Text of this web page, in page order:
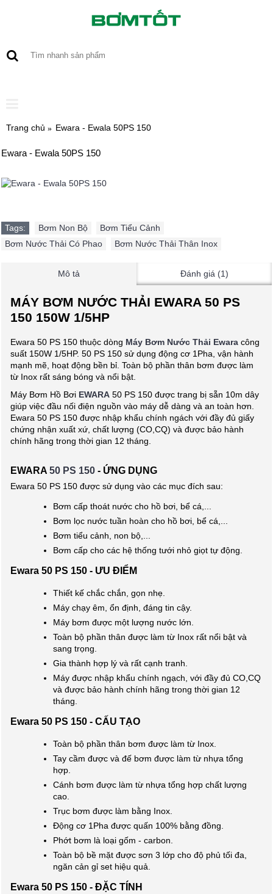
Trang chủ Ewara - Ewala 50PS 150
Ewara - Ewala 50PS 150
Tags: Bơm Non Bộ Bơm Tiểu Cảnh
Bơm Nước Thải Có Phao
Bơm Nước Thải Thân Inox
Mô tả Đánh giá (1)
MÁY BƠM NƯỚC THẢI EWARA 50 PS
150 150W 1/5HP
Ewara 50 PS 150 thuộc dòng Máy Bơm Nước Thải Ewara công
suất 150W 1/5HP. 50 PS 150 sử dụng động cơ 1Pha, vận hành
mạnh mẽ, hoạt động bền bỉ. Toàn bộ phần thân bơm được làm
từ Inox rất sáng bóng và nổi bật.
Máy Bơm Hồ Bơi EWARA 50 PS 150 được trang bị sẵn 10m dây
giúp việc đầu nối điện nguồn vào máy dễ dàng và an toàn hơn.
Ewara 50 PS 150 được nhập khẩu chính ngách với đầy đủ giấy
chứng nhận xuất xứ, chất lượng (CO,CQ) và được bảo hành
chính hãng trong thời gian 12 tháng.
EWARA 50 PS 150 - ỨNG DỤNG
Ewara 50 PS 150 được sử dụng vào các mục đích sau:
Bơm cấp thoát nước cho hồ bơi, bể cá,...
Bơm lọc nước tuần hoàn cho hồ bơi, bể cá,...
Bơm tiểu cảnh, non bộ,...
Bơm cấp cho các hệ thống tưới nhỏ giọt tự động.
Ewara 50 PS 150 - ƯU ĐIỂM
Thiết kế chắc chắn, gọn nhẹ.
Máy chạy êm, ổn định, đáng tin cậy.
Máy bơm được một lượng nước lớn.
Toàn bộ phần thân được làm từ Inox rất nổi bật và
sang trọng.
Gia thành hợp lý và rất cạnh tranh.
Máy được nhập khẩu chính ngạch, với đầy đủ CO,CQ
và được bảo hành chính hãng trong thời gian 12
tháng.
Ewara 50 PS 150 - CẤU TẠO
Toàn bộ phần thân bơm được làm từ Inox.
Tay cầm được và đế bơm được làm từ nhựa tổng
hợp.
Cánh bơm được làm từ nhựa tổng hợp chất lượng
cao.
Trục bơm được làm bằng Inox.
Động cơ 1Pha được quấn 100% bằng đồng.
Phớt bơm là loại gốm - carbon.
Toàn bộ bề mặt được sơn 3 lớp cho độ phủ tối đa,
ngăn cản gỉ set hiệu quả.
Ewara 50 PS 150 - ĐẶC TÍNH